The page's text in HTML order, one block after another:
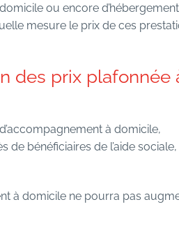
ou encore
mesure le prix de ces
des prix plafonnée
à domicile,
bénéficiaires de l’aide
à domicile ne pourra pas